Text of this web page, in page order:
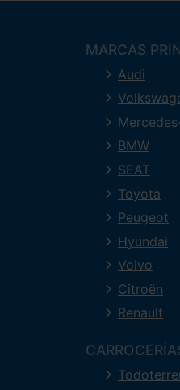
MARCAS
Audi
BMW
SEAT
Toyota
Peugeot
Hyundai
Volvo
Citroën
Renault